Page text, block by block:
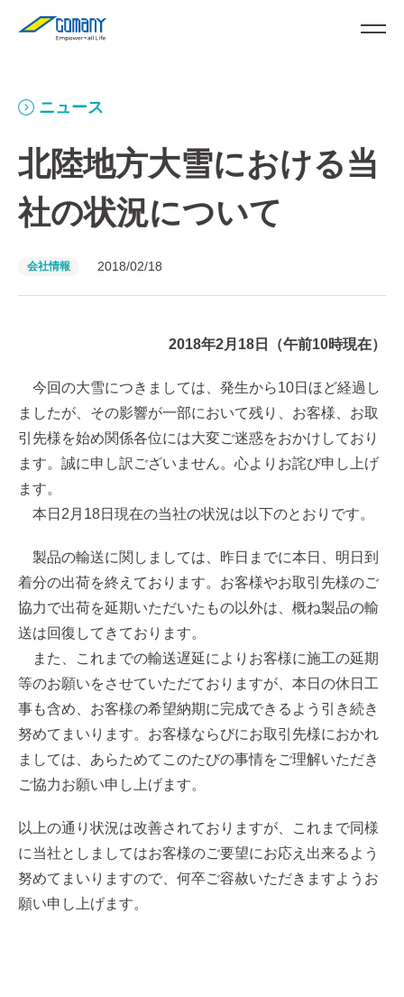
ニュース
北陸地方大雪における当
社の状況について
会社情報 2018/02/18
2018年2月18日（午前10時現在）
今回の大雪につきましては、発生から10日ほど経過し
ましたが、その影響が一部において残り、お客様、お取
引先様を始め関係各位には大変ご迷惑をおかけしており
ます。誠に申し訳ございません。心よりお詫び申し上げ
ます。
本日2月18日現在の当社の状況は以下のとおりです。
製品の輸送に関しましては、昨日までに本日、明日到
着分の出荷を終えております。お客様やお取引先様のご
協力で出荷を延期いただいたもの以外は、概ね製品の輸
送は回復してきております。
また、これまでの輸送遅延によりお客様に施工の延期
等のお願いをさせていただておりますが、本日の休日工
事も含め、お客様の希望納期に完成できるよう引き続き
努めてまいります。お客様ならびにお取引先様におかれ
ましては、あらためてこのたびの事情をご理解いただき
ご協力お願い申し上げます。
以上の通り状況は改善されておりますが、これまで同様
に当社としましてはお客様のご要望にお応え出来るよう
努めてまいりますので、何卒ご容赦いただきますようお
願い申し上げます。